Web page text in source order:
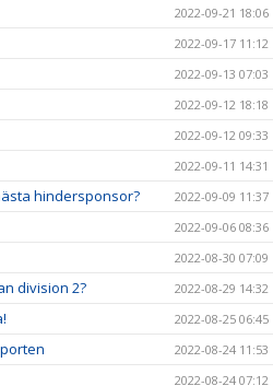
2022-09-21 18:06
2022-09-17 11:12
2022-09-13 07:03
2022-09-12 18:18
2022-09-12 09:33
2022-09-11 14:31
hindersponsor? 2022-09-09 11:37
2022-09-06 08:36
2022-08-30 07:09
division 2? 2022-08-29 14:32
2022-08-25 06:45
2022-08-24 11:53
2022-08-24 07:12